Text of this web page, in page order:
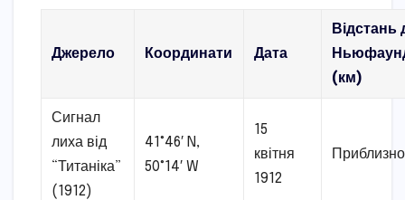
Джерело Координати Дата
Відстань
(км)
Сигнал
лиха від
“Титаніка”
(1912)
41°46′ N,
50°14′ W
15
квітня
1912